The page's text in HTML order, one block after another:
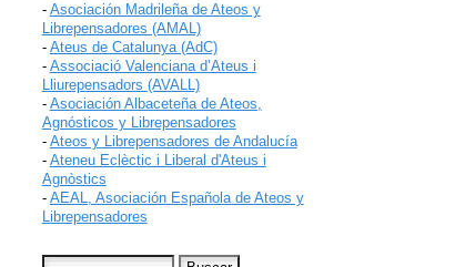
- Asociación Madrileña de Ateos y
Librepensadores (AMAL)
- Ateus de Catalunya (AdC)
- Associació Valenciana d’Ateus i
Lliurepensadors (AVALL)
- Asociación Albaceteña de Ateos,
Agnósticos y Librepensadores
- Ateos y Librepensadores de Andalucía
- Ateneu Eclèctic i Liberal d'Ateus i
Agnòstics
- AEAL, Asociación Española de Ateos y
Librepensadores